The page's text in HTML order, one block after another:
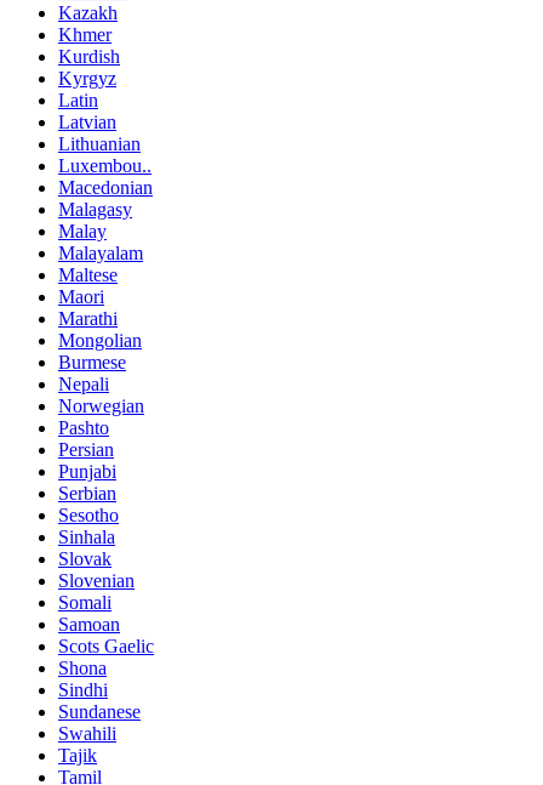
Kazakh
Khmer
Kurdish
Kyrgyz
Latin
Latvian
Lithuanian
Luxembou..
Macedonian
Malagasy
Malay
Malayalam
Maltese
Maori
Marathi
Mongolian
Burmese
Nepali
Norwegian
Pashto
Persian
Punjabi
Serbian
Sesotho
Sinhala
Slovak
Slovenian
Somali
Samoan
Scots Gaelic
Shona
Sindhi
Sundanese
Swahili
Tajik
Tamil